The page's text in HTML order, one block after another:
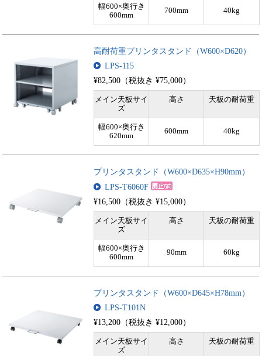
幅600×奥行き
600mm
700mm 40kg
高耐荷重プリンタスタンド（W600×D620）
LPS-115
¥82,500（税抜き ¥75,000）
メイン天板サイ
ズ
高さ 天板の耐荷重
幅600×奥行き
620mm
600mm 40kg
プリンタスタンド（W600×D635×H90mm）
LPS-T6060F
¥16,500（税抜き ¥15,000）
メイン天板サイ
ズ
高さ 天板の耐荷重
幅600×奥行き
600mm
90mm 60kg
プリンタスタンド（W600×D645×H78mm）
LPS-T101N
¥13,200（税抜き ¥12,000）
メイン天板サイ
ズ
高さ 天板の耐荷重